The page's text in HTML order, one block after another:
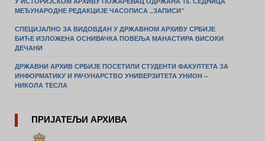
МЕЂУНАРОДНЕ РЕДАКЦИЈЕ ЧАСОПИСА „ЗАПИСИ”
СПЕЦИЈАЛНО ЗА ВИДОВДАН У ДРЖАВНОМ АРХИВУ СРБИЈЕ
БИЋЕ ИЗЛОЖЕНА ОСНИВАЧКА ПОВЕЉА МАНАСТИРА ВИСОКИ
ДЕЧАНИ
ДРЖАВНИ АРХИВ СРБИЈЕ ПОСЕТИЛИ СТУДЕНТИ ФАКУЛТЕТА ЗА
ИНФОРМАТИКУ И РАЧУНАРСТВО УНИВЕРЗИТЕТА УНИОН –
НИКОЛА ТЕСЛА
ПРИЈАТЕЉИ АРХИВА